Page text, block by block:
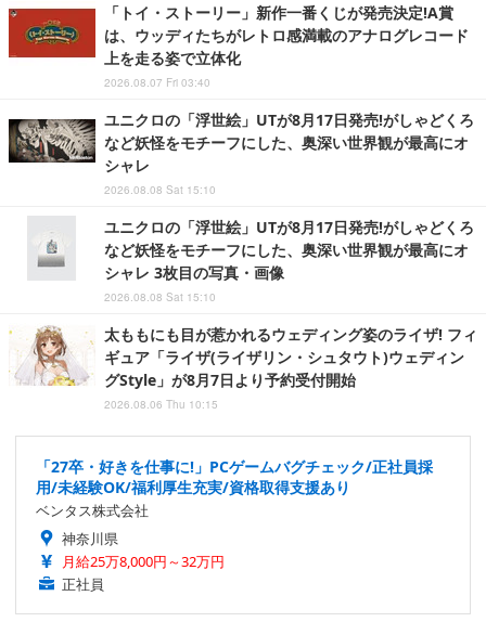
「トイ・ストーリー」新作一番くじが発売決定!A賞
は、ウッディたちがレトロ感満載のアナログレコード
上を走る姿で立体化
2026.08.07 Fri 03:40
ユニクロの「浮世絵」UTが8月17日発売!がしゃどくろ
など妖怪をモチーフにした、奥深い世界観が最高にオ
シャレ
2026.08.08 Sat 15:10
ユニクロの「浮世絵」UTが8月17日発売!がしゃどくろ
など妖怪をモチーフにした、奥深い世界観が最高にオ
シャレ 3枚目の写真・画像
2026.08.08 Sat 15:10
太ももにも目が惹かれるウェディング姿のライザ! フィ
ギュア「ライザ(ライザリン・シュタウト)ウェディン
グStyle」が8月7日より予約受付開始
2026.08.06 Thu 10:15
「27卒・好きを仕事に!」PCゲームバグチェック/正社員採
用/未経験OK/福利厚生充実/資格取得支援あり
ベンタス株式会社
神奈川県
月給25万8,000円～32万円
正社員